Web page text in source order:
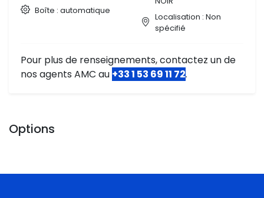
Boîte : automatique
Localisation : Non
spécifié
Pour plus de renseignements, contactez un de
nos agents AMC au +33 1 53 69 11 72.
Options